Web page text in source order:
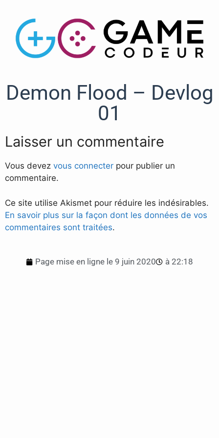
Demon Flood – Devlog
01
Laisser un commentaire
Vous devez vous connecter pour publier un
commentaire.
Ce site utilise Akismet pour réduire les indésirables.
En savoir plus sur la façon dont les données de vos
commentaires sont traitées.
Page mise en ligne le 9 juin 2020 à 22:18